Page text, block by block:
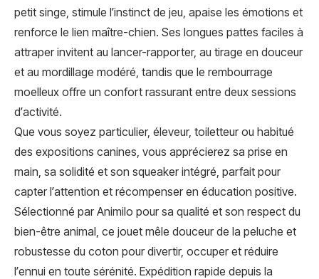
petit singe, stimule l’instinct de jeu, apaise les émotions et
renforce le lien maître-chien. Ses longues pattes faciles à
attraper invitent au lancer-rapporter, au tirage en douceur
et au mordillage modéré, tandis que le rembourrage
moelleux offre un confort rassurant entre deux sessions
d’activité.
Que vous soyez particulier, éleveur, toiletteur ou habitué
des expositions canines, vous apprécierez sa prise en
main, sa solidité et son squeaker intégré, parfait pour
capter l’attention et récompenser en éducation positive.
Sélectionné par Animilo pour sa qualité et son respect du
bien-être animal, ce jouet mêle douceur de la peluche et
robustesse du coton pour divertir, occuper et réduire
l’ennui en toute sérénité. Expédition rapide depuis la